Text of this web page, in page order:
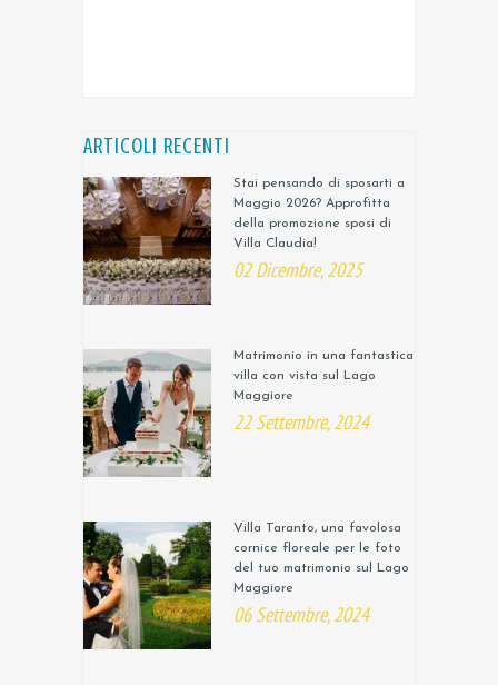
ARTICOLI RECENTI
Stai pensando di sposarti a
Maggio 2026? Approfitta
della promozione sposi di
Villa Claudia!
02 Dicembre, 2025
Matrimonio in una fantastica
villa con vista sul Lago
Maggiore
22 Settembre, 2024
Villa Taranto, una favolosa
cornice floreale per le foto
del tuo matrimonio sul Lago
Maggiore
06 Settembre, 2024